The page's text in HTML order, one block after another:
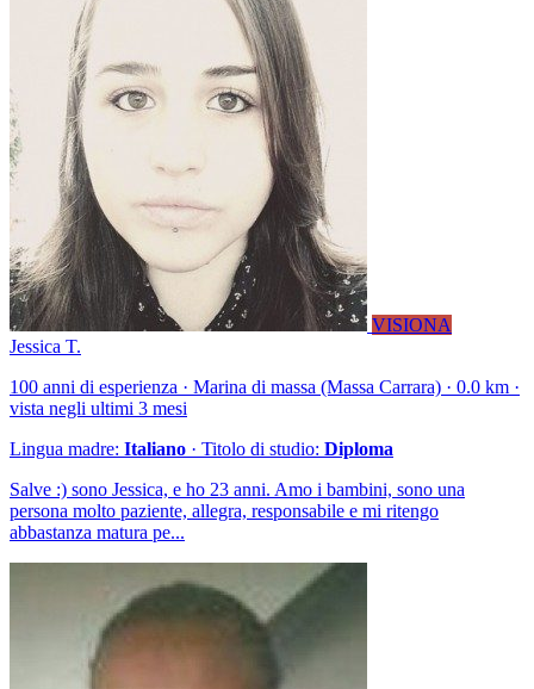
VISIONA
Jessica T.
100 anni di esperienza · Marina di massa (Massa Carrara) · 0.0 km ·
vista negli ultimi 3 mesi
Lingua madre: Italiano · Titolo di studio: Diploma
Salve :) sono Jessica, e ho 23 anni. Amo i bambini, sono una
persona molto paziente, allegra, responsabile e mi ritengo
abbastanza matura pe...